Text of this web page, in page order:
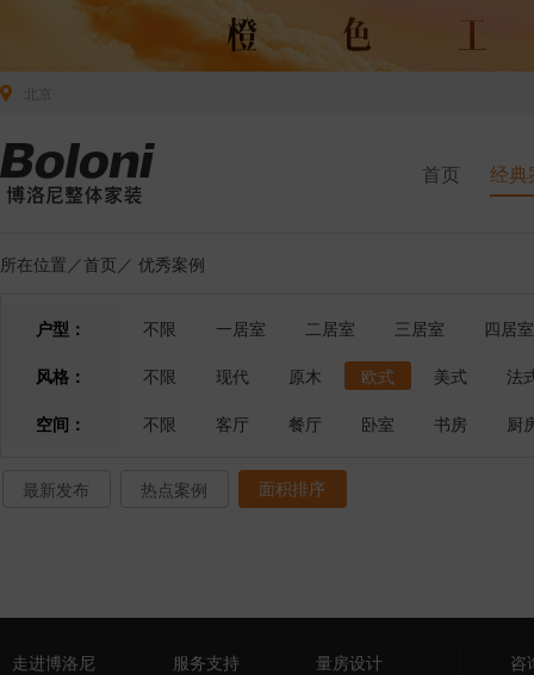
首页 经典
所在位置／首页 ／ 优秀案例
户型： 不限 一居室 二居室 三居室
四居室
风格：
不限 现代 原木 欧式 美式
法
空间：
不限 客厅 餐厅 卧室 书房 厨
最新发布 热点案例 面积排序
走进博洛尼 服务支持 量房设计 咨